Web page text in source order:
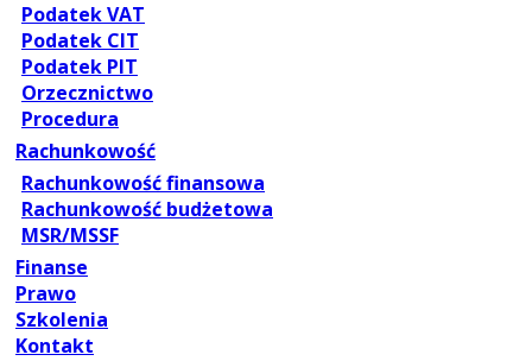
Podatek VAT
Podatek CIT
Podatek PIT
Orzecznictwo
Procedura
Rachunkowość
Rachunkowość finansowa
Rachunkowość budżetowa
MSR/MSSF
Finanse
Prawo
Szkolenia
Kontakt